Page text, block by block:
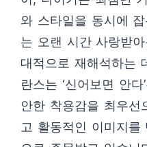
와 스타일을 동시에
는 오랜 시간 사랑받
대적으로 재해석하는
란스는 ‘신어보면 안
안한 착용감을 최우선
고 활동적인 이미지를